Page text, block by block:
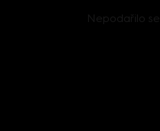
Nepodařilo